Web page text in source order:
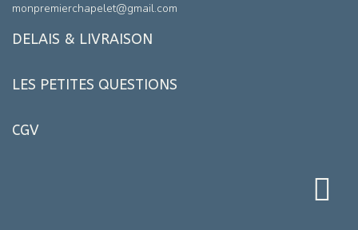
monpremierchapelet@gmail.com
DELAIS & LIVRAISON
LES PETITES QUESTIONS
CGV